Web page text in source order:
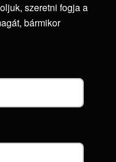
szeretni fogja a
bármikor